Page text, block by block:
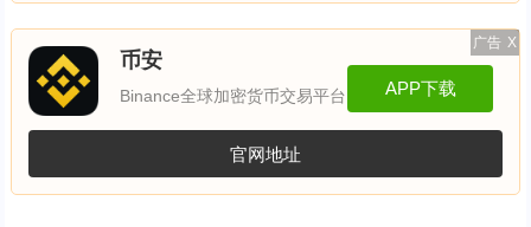
广告 X
币安
Binance全球加密货币交易平台 APP下载
官网地址